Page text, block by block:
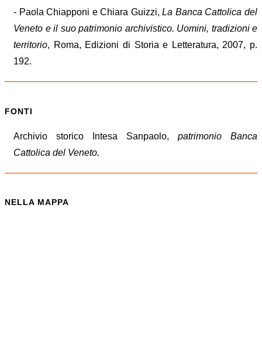
- Paola Chiapponi e Chiara Guizzi,La Banca Cattolica del
Veneto e il suo patrimonio archivistico. Uomini, tradizioni e
territorio, Roma, Edizioni di Storia e Letteratura, 2007, p.
192.
FONTI
Archivio storico Intesa Sanpaolo, patrimonio Banca
Cattolica del Veneto.
NELLA MAPPA